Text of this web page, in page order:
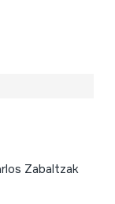
Zabaltzak